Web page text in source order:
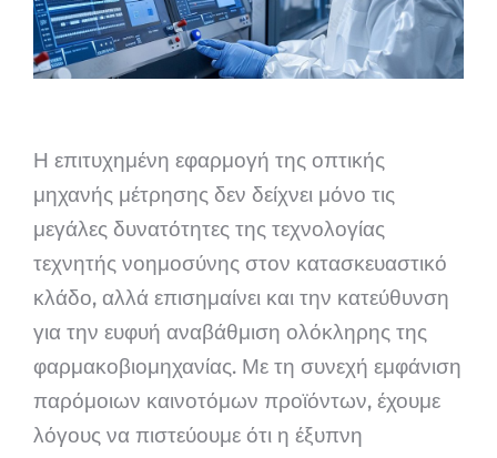
Η επιτυχημένη εφαρμογή της οπτικής
μηχανής μέτρησης δεν δείχνει μόνο τις
μεγάλες δυνατότητες της τεχνολογίας
τεχνητής νοημοσύνης στον κατασκευαστικό
κλάδο, αλλά επισημαίνει και την κατεύθυνση
για την ευφυή αναβάθμιση ολόκληρης της
φαρμακοβιομηχανίας. Με τη συνεχή εμφάνιση
παρόμοιων καινοτόμων προϊόντων, έχουμε
λόγους να πιστεύουμε ότι η έξυπνη